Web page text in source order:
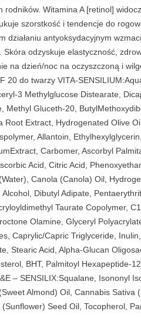
rodników. Witamina A [retinol]
szorstkość i tendencje do
działaniu antyoksydacyjnym
Skóra odzyskuje elastyczność,
na dzień/noc na oczyszczoną i
20 do twarzy VITA-
3 Methylglucose Distearate,
Methyl Gluceth-20,
Root Extract, Hydrogenated Olive
Allantoin,
Carbomer, Ascorbyl
Acid, Citric Acid,
Canola (Canola) Oil,
Dibutyl Adipate,
Taurate Copolymer,
Olamine, Glyceryl
Caprylic/Capric Triglyceride,
Stearic Acid, Alpha-Glucan
BHT, Palmitoyl Hexapeptide-
– SENSILIX:Squalane, Isononyl
Almond) Oil, Cannabis Sativa
Seed Oil, Tocopherol,